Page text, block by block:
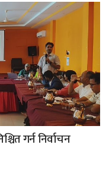
गर्न निर्वाचन